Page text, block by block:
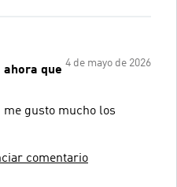
4 de mayo de 2026
que
me gusto mucho los
comentario